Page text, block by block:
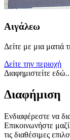
Αιγάλεω
Δείτε με μια ματιά
Δείτε την περιοχή
Διαφημιστείτε εδώ..
Διαφήμιση
Ενδιαφέρεστε να
Επικοινωνήστε
τις διαθέσιμες